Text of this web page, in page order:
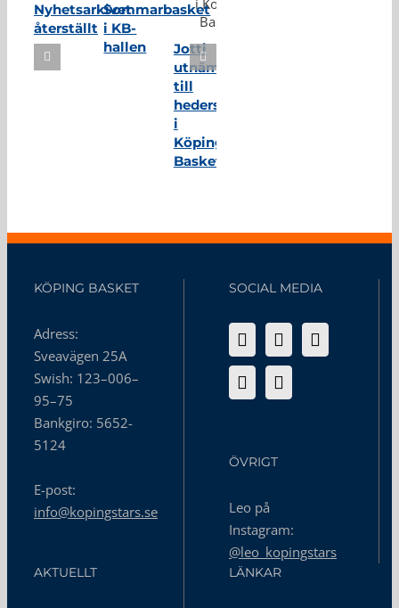
Nyhetsarkivet
återställt
Sommarbasket
i KB-
hallen
Jotti
utnämnd
till
hedersmedlem
i
Köping
Basket
KÖPING BASKET
Adress:
Sveavägen 25A
Swish: 123–006–
95–75
Bankgiro: 5652-
5124
E-post:
info@kopingstars.se
SOCIAL MEDIA
ÖVRIGT
Leo på
Instagram:
@leo_kopingstars
AKTUELLT LÄNKAR